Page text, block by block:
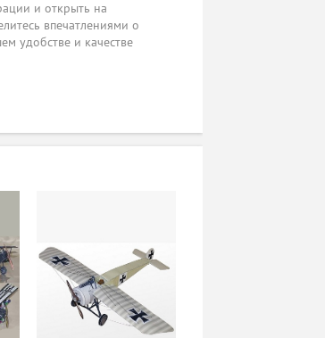
и открыть на
впечатлениями о
удобстве и качестве